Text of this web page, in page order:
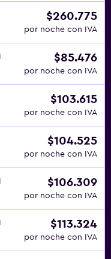
$260.775
por noche con IVA
$85.476
por noche con IVA
$103.615
por noche con IVA
$104.525
por noche con IVA
$106.309
por noche con IVA
$113.324
por noche con IVA